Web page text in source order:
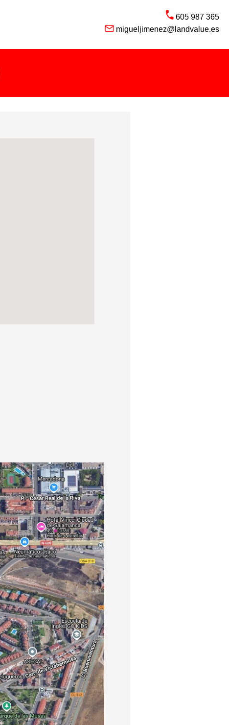
605 987 365
migueljimenez@landvalue.es